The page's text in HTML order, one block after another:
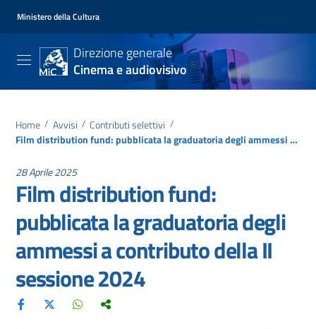
Ministero della Cultura
Direzione generale
Cinema e audiovisivo
Home / Avvisi / Contributi selettivi /
Film distribution fund: pubblicata la graduatoria degli ammessi a contributo della II sessione 2024
28 Aprile 2025
Film distribution fund:
pubblicata la graduatoria degli
ammessi a contributo della II
sessione 2024